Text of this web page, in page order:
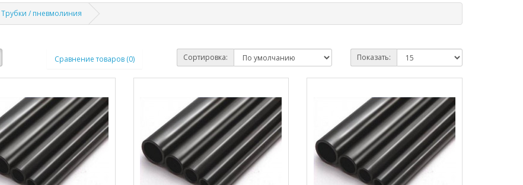
Трубки / пневмолиния
Сравнение товаров (0) Сортировка: Показать: